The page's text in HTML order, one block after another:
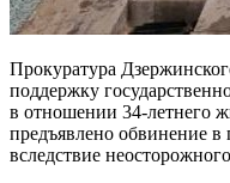
Прокуратура
поддержку
в отношении 34-летнего
предъявлено обвинение
вследствие